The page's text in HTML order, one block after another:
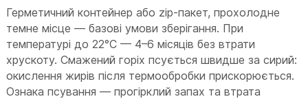
Герметичний контейнер або zip-пакет, прохолодне
темне місце — базові умови зберігання. При
температурі до 22°C — 4–6 місяців без втрати
хрускоту. Смажений горіх псується швидше за сирий:
окислення жирів після термообробки прискорюється.
Ознака псування — прогірклий запах та втрата